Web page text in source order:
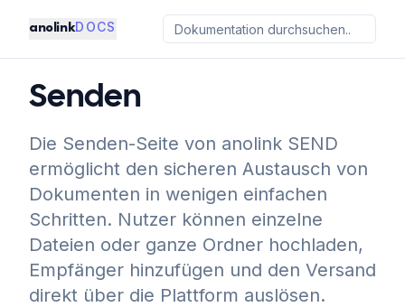
anolinkDOCS
Senden
Die Senden-Seite von anolink SEND
ermöglicht den sicheren Austausch von
Dokumenten in wenigen einfachen
Schritten. Nutzer können einzelne
Dateien oder ganze Ordner hochladen,
Empfänger hinzufügen und den Versand
direkt über die Plattform auslösen.